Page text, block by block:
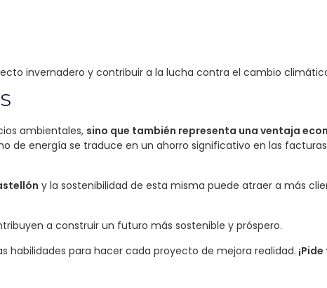
invernadero y contribuir a la lucha contra el cambio
ambientales, sino que también representa una ventaja
de energía se traduce en un ahorro significativo en las
y la sostenibilidad de esta misma puede atraer a más
a construir un futuro más sostenible y próspero.
habilidades para hacer cada proyecto de mejora realidad.